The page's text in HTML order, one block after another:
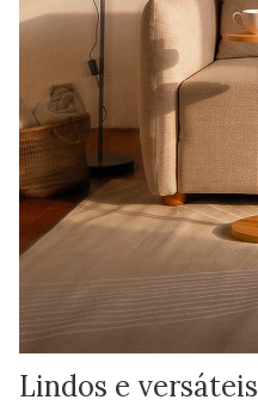
Lindos e versáteis